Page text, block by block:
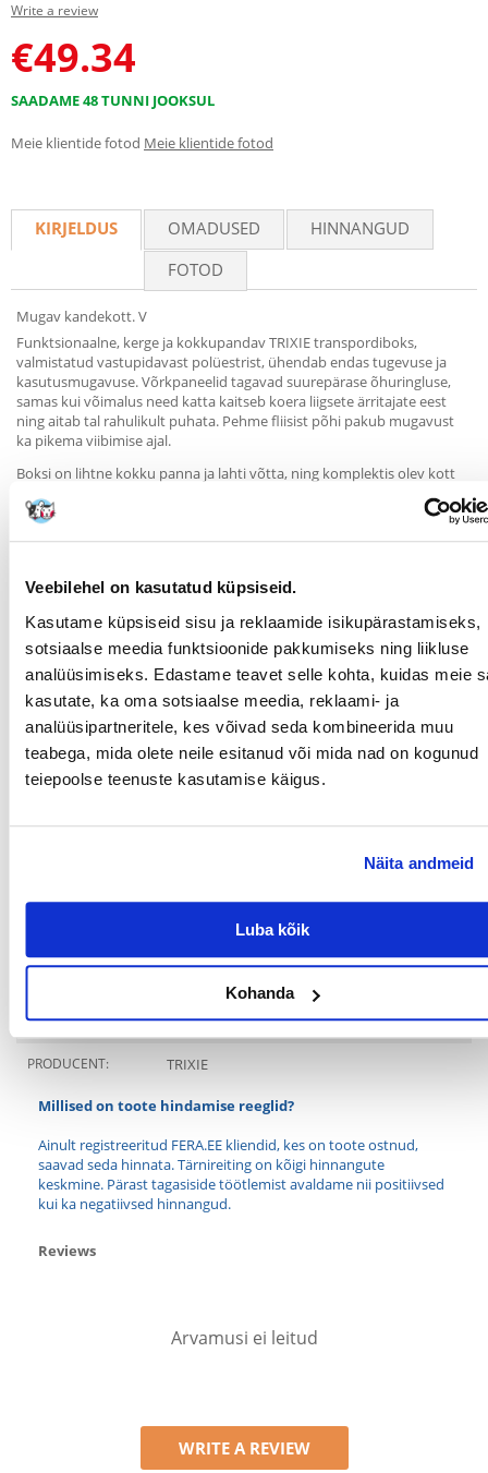
Veebilehel on kasutatud küpsiseid.
Kasutame küpsiseid sisu ja reklaamide isikupärastamiseks,
sotsiaalse meedia funktsioonide pakkumiseks ning liikluse
analüüsimiseks. Edastame teavet selle kohta, kuidas meie
kasutate, ka oma sotsiaalse meedia, reklaami- ja
analüüsipartneritele, kes võivad seda kombineerida muu
teabega, mida olete neile esitanud või mida nad on kogunud
teiepoolse teenuste kasutamise käigus.
Näita andmeid
Luba kõik
Kohanda
Write a review
€49.34
SAADAME 48 TUNNI JOOKSUL
Meie klientide fotod Meie klientide fotod
KIRJELDUS OMADUSED
HINNANGUD
FOTOD
Mugav kandekott. V
Funktsionaalne, kerge ja kokkupandav TRIXIE transpordiboks,
valmistatud vastupidavast polüestrist, ühendab endas tugevuse ja
kasutusmugavuse. Võrkpaneelid tagavad suurepärase õhuringluse,
samas kui võimalus need katta kaitseb koera liigsete ärritajate eest
ning aitab tal rahulikult puhata. Pehme fliisist põhi pakub mugavust
ka pikema viibimise ajal.
Boksi on lihtne kokku panna ja lahti võtta, ning komplektis olev kott
teeb selle hoiustamise ja transportimise eriti mugavaks. Lisataskud
külgedel võimaldavad hoida aksessuaare, näiteks jalutusrihma,
Kerge, kokkupandav transporter kvaliteetsest polüestrist
Mõõdud: 80 × 55 × 65 cm
Koertele kuni 8 kg
Tõmblukuga uks mugavaks avamiseks ja sulgemiseks
Külgmised ja ülemised võrkpaneelid hea ventilatsiooni tagamiseks
Kolm avarat välitaskut
Pehme ja mugav fliisist põhi
ga käepärane, elegantse disainiga. Valmistatud kõrgeima kvaliteediga
Parameetrid
TÜÜP: Nailon
PRODUCENT: TRIXIE
Millised on toote hindamise reeglid?
Ainult registreeritud FERA.EE kliendid, kes on toote ostnud,
saavad seda hinnata. Tärnireiting on kõigi hinnangute
keskmine. Pärast tagasiside töötlemist avaldame nii positiivsed
kui ka negatiivsed hinnangud.
Reviews
Arvamusi ei leitud
WRITE A REVIEW